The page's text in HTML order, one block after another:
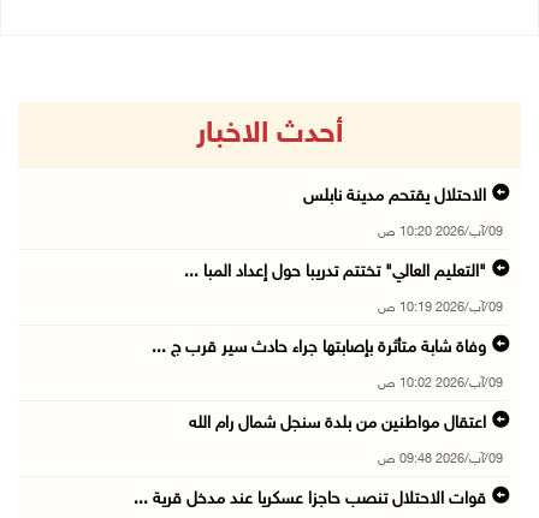
أحدث الاخبار
الاحتلال يقتحم مدينة نابلس
09/آب/2026 10:20 ص
"التعليم العالي" تختتم تدريبا حول إعداد المبا ...
09/آب/2026 10:19 ص
وفاة شابة متأثرة بإصابتها جراء حادث سير قرب ج ...
09/آب/2026 10:02 ص
اعتقال مواطنين من بلدة سنجل شمال رام الله
09/آب/2026 09:48 ص
قوات الاحتلال تنصب حاجزا عسكريا عند مدخل قرية ...